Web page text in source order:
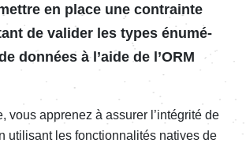
en place une contrainte
de vali­der les types énumé­
données à l’aide de l’ORM
vous appre­nez à assu­rer l’in­té­grité de
utili­sant les fonc­tion­na­li­tés natives de